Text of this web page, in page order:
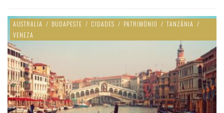
AUSTRALIA / BUDAPESTE / CIDADES / PATRIMÓNIO / TANZÂNIA /
VENEZA